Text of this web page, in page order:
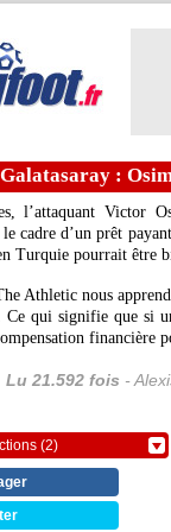
Galatasaray :
l’attaquant Victor
le cadre d’un prêt
Turquie pourrait être
Athletic nous
Ce qui signifie que si
financière
Lu 21.592 fois -
(2)